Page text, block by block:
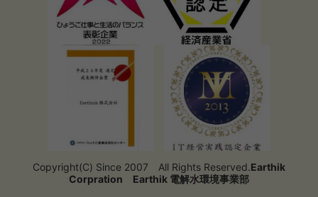
Copyright(C) Since 2007 All Rights Reserved.Earthik
Corpration
Earthik 電解水環境事業部